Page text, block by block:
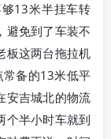
13米半挂车转
避免到了车装不
板这两台拖拉机
备的13米低平
安吉城北的物流
个半小时车就到